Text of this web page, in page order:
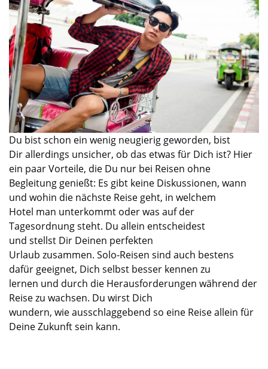
Du bist schon ein wenig neugierig geworden, bist
Dirallerdings unsicher, ob das etwas für Dich ist? Hier
ein paar Vorteile, die Du nur bei Reisen ohne
Begleitunggenießt: Es gibt keine Diskussionen, wann
und wohin die nächste Reise geht, in welchem
Hotel man unterkommt oder was auf der
Tagesordnung steht. Du allein entscheidest
und stellst Dir Deinen perfekten
Urlaub zusammen. Solo-Reisen sind auch bestens
dafür geeignet, Dich selbst besser kennen zu
lernen und durch die Herausforderungen während der
Reisezu wachsen. Du wirst Dich
wundern, wieausschlaggebend so eine Reiseallein für
Deine Zukunftsein kann.